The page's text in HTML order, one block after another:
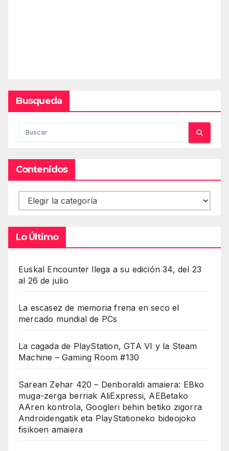
Busqueda
Contenidos
Contenidos
Lo Último
Euskal Encounter llega a su edición 34, del 23
al 26 de julio
La escasez de memoria frena en seco el
mercado mundial de PCs
La cagada de PlayStation, GTA VI y la Steam
Machine – Gaming Room #130
Sarean Zehar 420 – Denboraldi amaiera: EBko
muga-zerga berriak AliExpressi, AEBetako
AAren kontrola, Googleri behin betiko zigorra
Androidengatik eta PlayStationeko bideojoko
fisikoen amaiera